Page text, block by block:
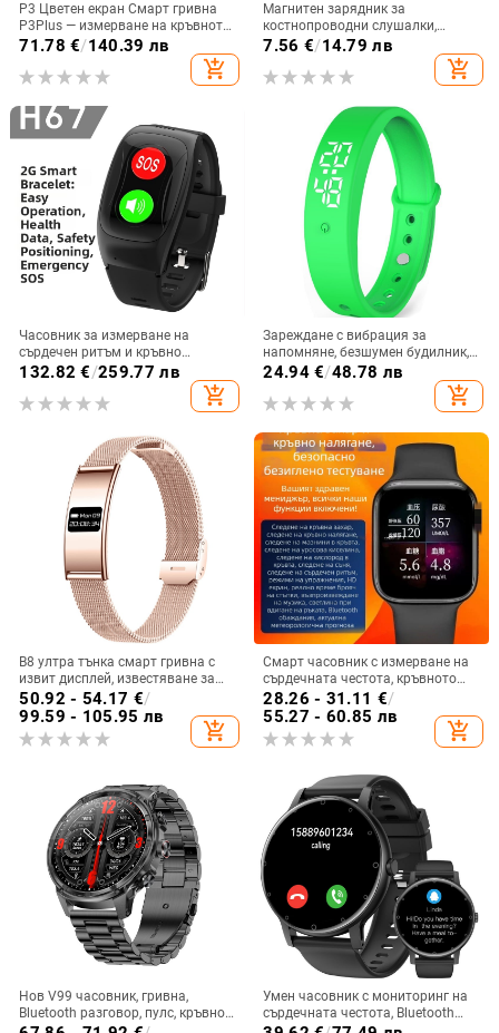
P3 Цветен екран Смарт гривна
P3Plus — измерване на кръвното
налягане в реално време,
телесна температура, грижа за
71.78 €/140.39 лв
add_shopping_cart
Магнитен зарядник за
костнопроводни слушалки,
персонализиран, съвместим с
OpenSwim Pro S710/S810, меден
материал, включва дата кабел и
7.56 €/14.79 лв
add_shopping_cart
Часовник за измерване на
сърдечен ритъм и кръвно
налягане с GPS проследяване,
просто управление с бутон —
гривна за проследяване на
132.82 €/259.77 лв
add_shopping_cart
Зареждане с вибрация за
напомняне, безшумен будилник,
измерващ телесната
температура, водоустойчив,
студентски, модерен смарт
Фабрика на едро
24.94€/48.78 лв
add_shopping_cart
B8 ултра тънка смарт гривна с
извит дисплей, известяване за
повикване, крачкомер,
мониторинг на здравето и съня,
моден дизайн за мъже и жени
50.92 - 54.17 €/
99.59 - 105.95 лв
add_shopping_cart
Смарт часовник с измерване на
сърдечната честота, кръвното
налягане и сатурацията на
кислорода в кръвта, Bluetooth
разговори, следене на съня –
съвместим с iOS
28.26 - 31.11 €/
55.27 - 60.85 лв
add_shopping_cart
Нов V99 часовник, гривна,
Bluetooth разговор, пулс, кръвно
Умен часовник с мониторинг на
сърдечната честота, Bluetooth